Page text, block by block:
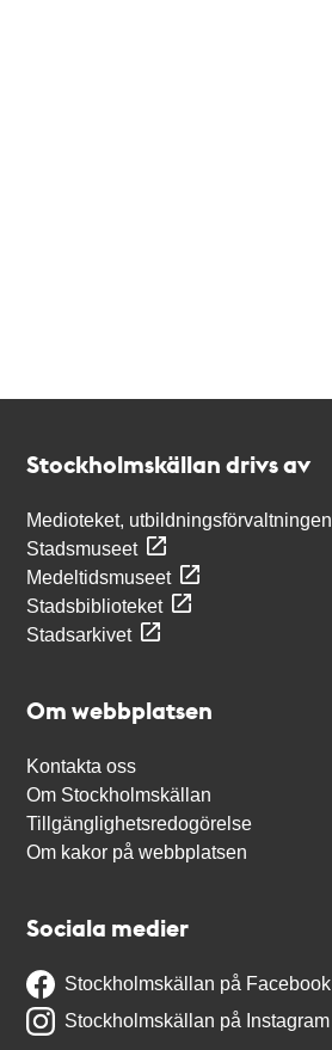
Stockholmskällan drivs av
Medioteket, utbildningsförvaltningen
Stadsmuseet
Medeltidsmuseet
Stadsbiblioteket
Stadsarkivet
Om webbplatsen
Kontakta oss
Om Stockholmskällan
Tillgänglighetsredogörelse
Om kakor på webbplatsen
Sociala medier
Stockholmskällan på Facebook
Stockholmskällan på Instagram